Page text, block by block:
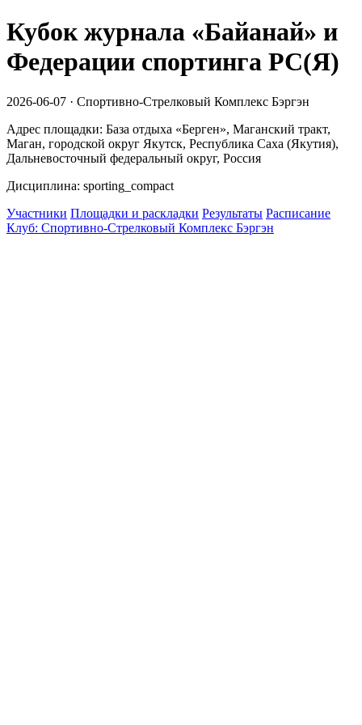
Кубок журнала «Байанай» и
Федерации спортинга РС(Я)
2026-06-07 · Спортивно-Стрелковый Комплекс Бэргэн
Адрес площадки: База отдыха «Берген», Маганский тракт,
Маган, городской округ Якутск, Республика Саха (Якутия),
Дальневосточный федеральный округ, Россия
Дисциплина: sporting_compact
Участники Площадки и раскладки Результаты Расписание
Клуб: Спортивно-Стрелковый Комплекс Бэргэн